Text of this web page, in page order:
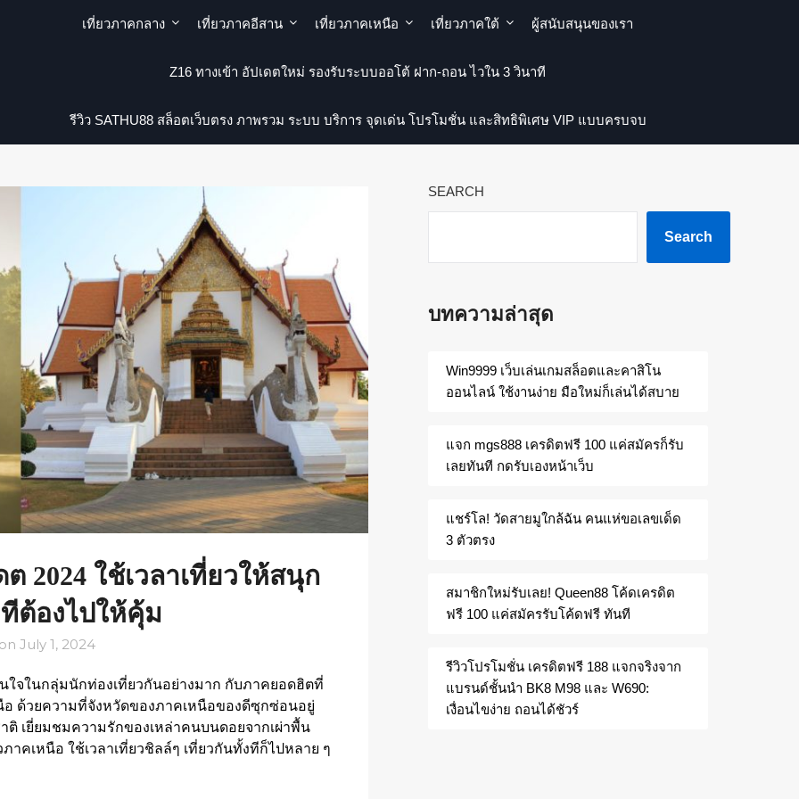
เที่ยวภาคกลาง เที่ยวภาคอีสาน เที่ยวภาคเหนือ เที่ยวภาคใต้ ผู้สนับสนุนของเรา
Z16 ทางเข้า อัปเดตใหม่ รองรับระบบออโต้ ฝาก-ถอน ไวใน 3 วินาที
รีวิว SATHU88 สล็อตเว็บตรง ภาพรวม ระบบ บริการ จุดเด่น โปรโมชั่น และสิทธิพิเศษ VIP แบบครบจบ
2024 ใช้เวลาเที่ยวให้สนุก
ต้องไปให้คุ้ม
July 1, 2024
ใจในกลุ่มนักท่องเที่ยวกันอย่างมาก กับภาคยอดฮิตที่
ด้วยความที่จังหวัดของภาคเหนือของดีซุกซ่อนอยู่
ติ เยี่ยมชมความรักของเหล่าคนบนดอยจากเผ่าพื้น
าคเหนือ ใช้เวลาเที่ยวชิลล์ๆ เที่ยวกันทั้งทีก็ไปหลาย ๆ
SEARCH
Search
บทความล่าสุด
Win9999 เว็บเล่นเกมสล็อตและคาสิโน
ออนไลน์ ใช้งานง่าย มือใหม่ก็เล่นได้สบาย
แจก mgs888 เครดิตฟรี 100 แค่สมัครก็รับ
เลยทันที กดรับเองหน้าเว็บ
แชร์โล! วัดสายมูใกล้ฉัน คนแห่ขอเลขเด็ด
3 ตัวตรง
สมาชิกใหม่รับเลย! Queen88 โค้ดเครดิต
ฟรี 100 แค่สมัครรับโค้ดฟรี ทันที
รีวิวโปรโมชั่น เครดิตฟรี 188 แจกจริงจาก
แบรนด์ชั้นนำ BK8 M98 และ W690:
เงื่อนไขง่าย ถอนได้ชัวร์